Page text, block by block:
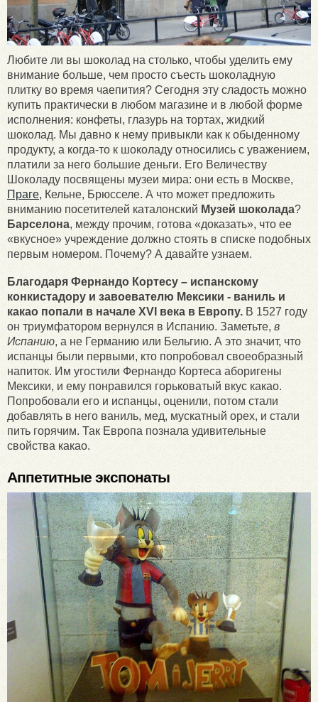
Любите ли вы шоколад на столько, чтобы уделить ему
внимание больше, чем просто съесть шоколадную
плитку во время чаепития? Сегодня эту сладость можно
купить практически в любом магазине и в любой форме
исполнения: конфеты, глазурь на тортах, жидкий
шоколад. Мы давно к нему привыкли как к обыденному
продукту, а когда-то к шоколаду относились с уважением,
платили за него большие деньги. Его Величеству
Шоколаду посвящены музеи мира: они есть в Москве,
Праге, Кельне, Брюсселе. А что может предложить
вниманию посетителей каталонский Музей шоколада?
Барселона, между прочим, готова «доказать», что ее
«вкусное» учреждение должно стоять в списке подобных
первым номером. Почему? А давайте узнаем.
Благодаря Фернандо Кортесу – испанскому
конкистадору и завоевателю Мексики - ваниль и
какао попали в начале XVI века в Европу. В 1527 году
он триумфатором вернулся в Испанию. Заметьте, в
Испанию, а не Германию или Бельгию. А это значит, что
испанцы были первыми, кто попробовал своеобразный
напиток. Им угостили Фернандо Кортеса аборигены
Мексики, и ему понравился горьковатый вкус какао.
Попробовали его и испанцы, оценили, потом стали
добавлять в него ваниль, мед, мускатный орех, и стали
пить горячим. Так Европа познала удивительные
свойства какао.
Аппетитные экспонаты